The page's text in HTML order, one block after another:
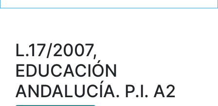
L.17/2007,
EDUCACIÓN
ANDALUCÍA. P.I. A2